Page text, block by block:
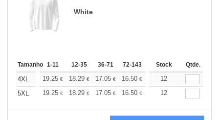
White
Tamanho 1-11 12-35 36-71 72-143 144-287 288 +
Stock Qtde.
4XL 19.25 € 18.29 € 17.05 € 16.50 € 15.68€
12
5XL
19.25 € 18.29 € 17.05 € 16.50 € 15.68€
12